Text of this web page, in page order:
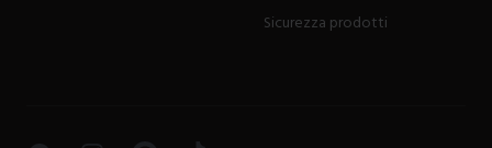
Sicurezza prodotti